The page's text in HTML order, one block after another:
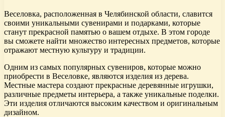
Веселовка, расположенная в Челябинской области, славится
своими уникальными сувенирами и подарками, которые
станут прекрасной памятью о вашем отдыхе. В этом городе
вы сможете найти множество интересных предметов, которые
отражают местную культуру и традиции.
Одним из самых популярных сувениров, которые можно
приобрести в Веселовке, являются изделия из дерева.
Местные мастера создают прекрасные деревянные игрушки,
различные предметы интерьера, а также уникальные поделки.
Эти изделия отличаются высоким качеством и оригинальным
дизайном.